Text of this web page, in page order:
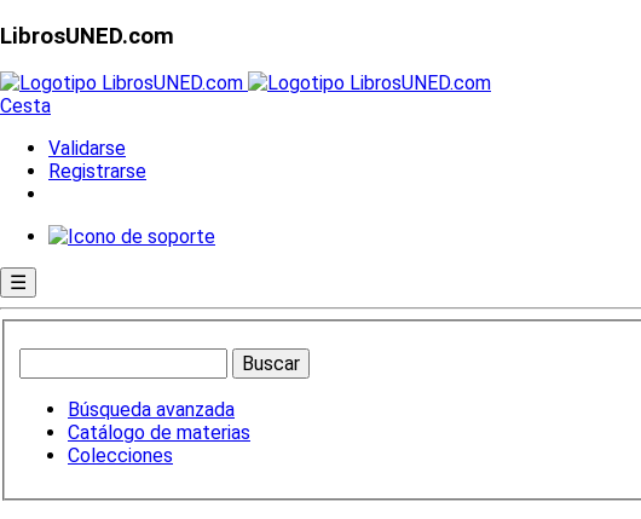
LibrosUNED.com
Cesta
Validarse
Registrarse
☰
Búsqueda avanzada
Catálogo de materias
Colecciones